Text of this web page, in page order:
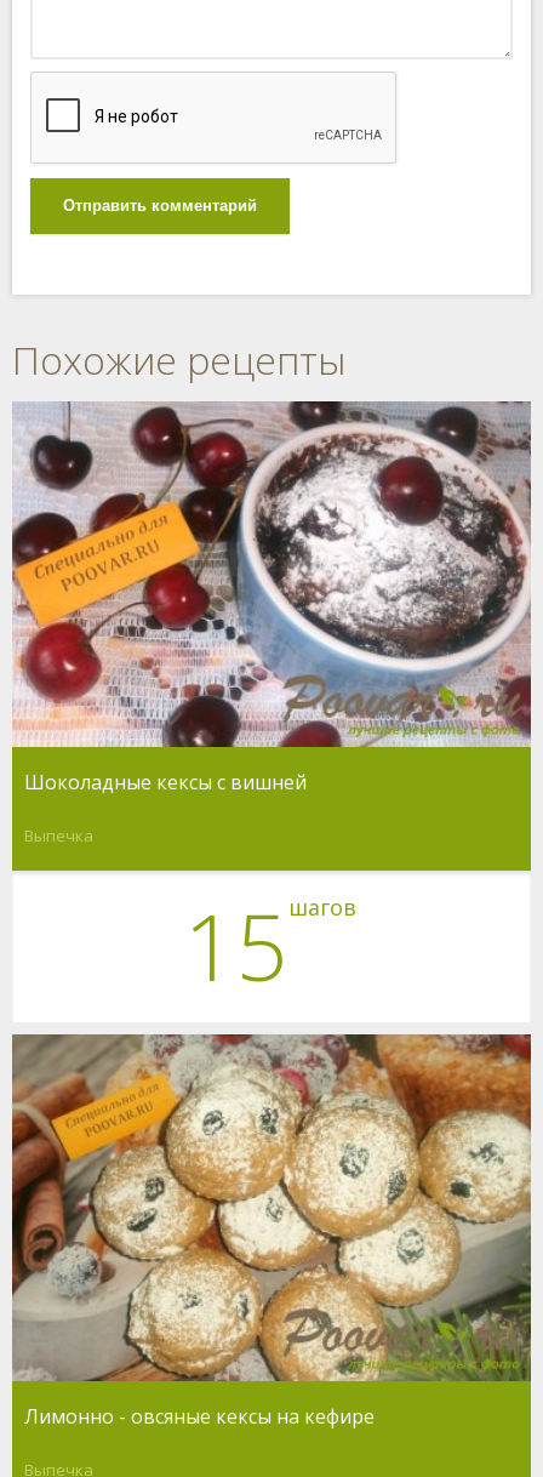
Отправить комментарий
Похожие рецепты
Шоколадные кексы с вишней
Выпечка
15 шагов
Лимонно - овсяные кексы на кефире
Выпечка